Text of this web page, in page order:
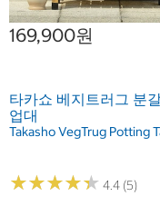
169,900원
타카쇼 베지트러그 분
업대
Takasho VegTrug Potting
★★★★★
★★★★★ 4.4 (5)